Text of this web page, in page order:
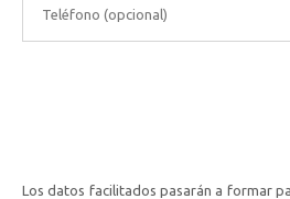
Los datos facilitados pasarán a formar